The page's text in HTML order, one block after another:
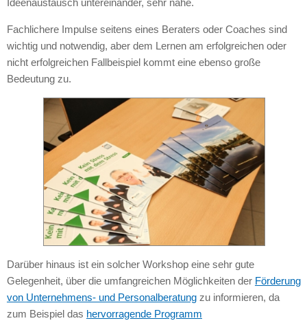
Fachlichere Impulse seitens eines Beraters oder Coaches sind
wichtig und notwendig, aber dem Lernen am erfolgreichen oder
nicht erfolgreichen Fallbeispiel kommt eine ebenso große
Bedeutung zu.
Darüber hinaus ist ein solcher Workshop eine sehr gute
Gelegenheit, über die umfangreichen Möglichkeiten der Förderung
von Unternehmens- und Personalberatungzu informieren, da
zum Beispiel das hervorragende Programm